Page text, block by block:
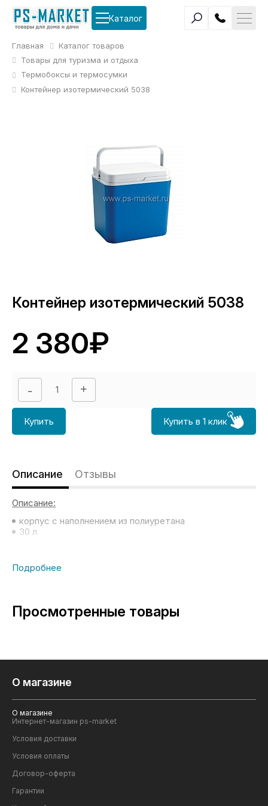
Каталог
Главная
Каталог товаров
Товары для туризма и отдыха
Термобоксы и термосумки
Контейнер изотермический 5038
Контейнер изотермический 5038
2 380₽
Купить Купить в 1 клик
Описание Отзывы
Описание:
корпус с наполнением из полиуретана
30 л
Просмотренные товары
О магазине
О магазине
Интернет-магазин ps-market
Условия доставки
Условия оплаты
Договор-оферта
Гарантии